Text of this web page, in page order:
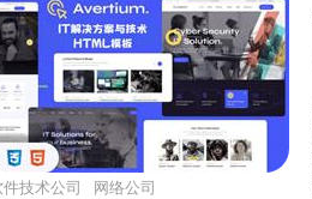
件技术公司
网络公司